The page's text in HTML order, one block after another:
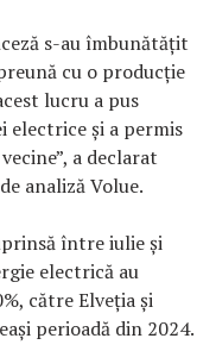
s-au îmbunătăţit
cu o producţie
lucru a pus
electrice şi a permis
a declarat
analiză Volue.
între iulie şi
electrică au
către Elveţia şi
perioadă din 2024.